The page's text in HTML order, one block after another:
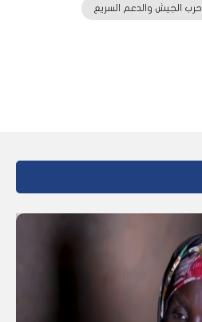
حرب الجيش والدعم السريع